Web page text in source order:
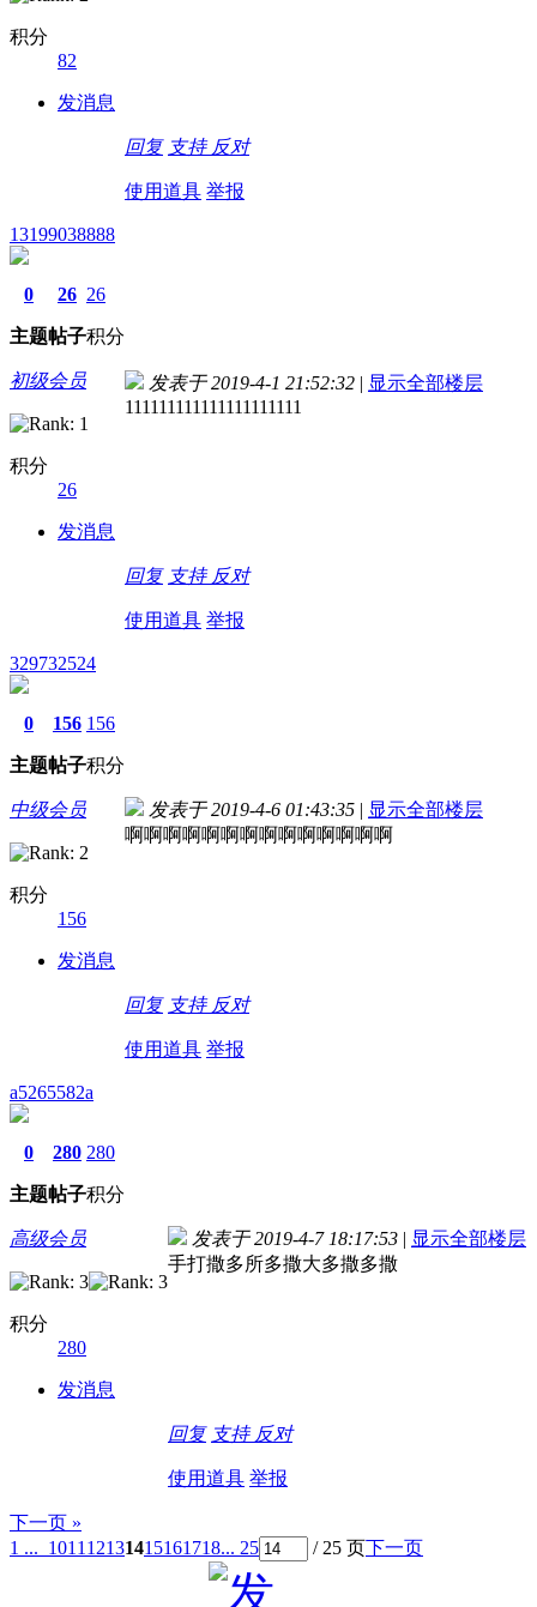
积分
82
发消息
回复 支持 反对
使用道具 举报
13199038888
0
主题
26
帖子
26
积分
初级会员
积分
26
发消息
发表于 2019-4-1 21:52:32 | 显示全部楼层
111111111111111111111
回复 支持 反对
使用道具 举报
329732524
0
主题
156
帖子
156
积分
中级会员
积分
156
发消息
发表于 2019-4-6 01:43:35 | 显示全部楼层
啊啊啊啊啊啊啊啊啊啊啊啊啊啊
回复 支持 反对
使用道具 举报
a5265582a
0
主题
280
帖子
280
积分
高级会员
积分
280
发消息
发表于 2019-4-7 18:17:53 | 显示全部楼层
手打撒多所多撒大多撒多撒
回复 支持 反对
使用道具 举报
下一页 »
1 ... 1011 12131415161718... 25 / 25 页下一页